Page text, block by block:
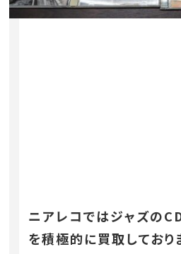
ニアレコではジャズの
を積極的に買取しており